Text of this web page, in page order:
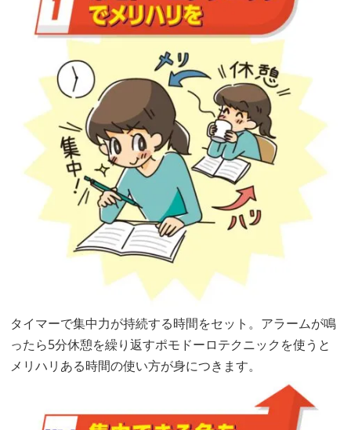
タイマーで集中力が持続する時間をセット。アラームが鳴
ったら5分休憩を繰り返すポモドーロテクニックを使うと
メリハリある時間の使い方が身につきます。